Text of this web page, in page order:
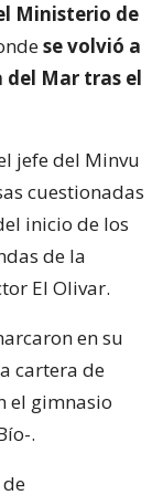
Ministerio de
se volvió a
del Mar tras el
jefe del Minvu
cuestionadas
inicio de los
de la
El Olivar.
en su
cartera de
el gimnasio
.